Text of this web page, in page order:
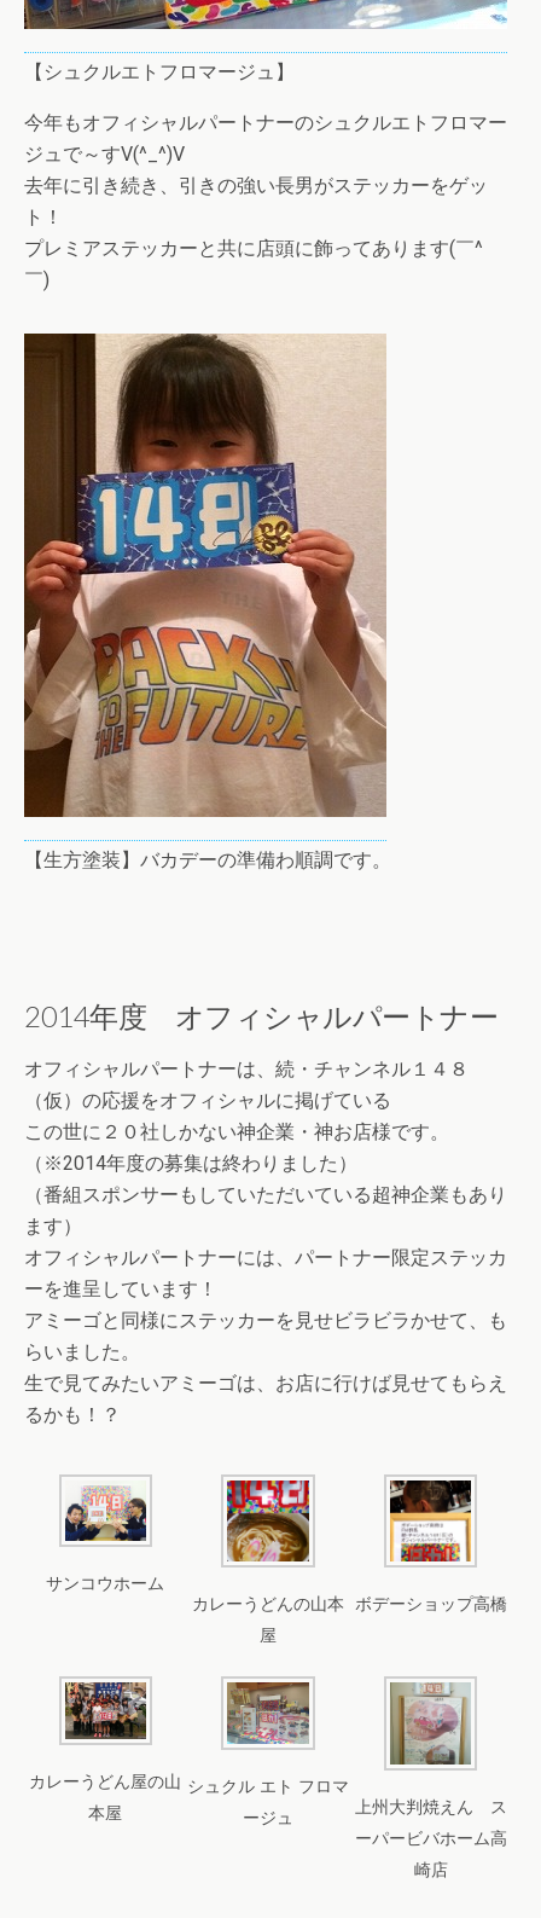
【シュクルエトフロマージュ】
今年もオフィシャルパートナーのシュクルエトフロマー
ジュで～すV(^_^)V
去年に引き続き、引きの強い長男がステッカーをゲッ
ト！
プレミアステッカーと共に店頭に飾ってあります(￣^
￣)ゞ
【生方塗装】バカデーの準備わ順調です。
2014年度 オフィシャルパートナー
オフィシャルパートナーは、続・チャンネル１４８
（仮）の応援をオフィシャルに掲げている
この世に２０社しかない神企業・神お店様です。
（※2014年度の募集は終わりました）
（番組スポンサーもしていただいている超神企業もあり
ます）
オフィシャルパートナーには、パートナー限定ステッカ
ーを進呈しています！
アミーゴと同様にステッカーを見せビラビラかせて、も
らいました。
生で見てみたいアミーゴは、お店に行けば見せてもらえ
るかも！？
サンコウホーム
カレーうどんの山本
屋
ボデーショップ高橋
カレーうどん屋の山
本屋
シュクル エト フロマ
ージュ
上州大判焼えん ス
ーパービバホーム高
崎店